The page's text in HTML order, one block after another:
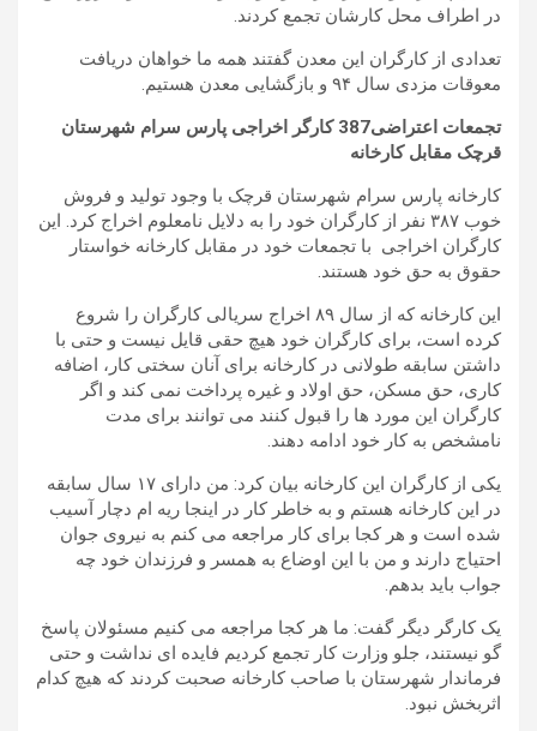
در اطراف محل کارشان تجمع کردند.
تعدادی از کارگران این معدن گفتند همه ما خواهان دریافت
معوقات مزدی سال ۹۴ و بازگشایی معدن هستیم.
تجمعات اعتراضی387 کارگر اخراجی پارس سرام شهرستان
قرچک مقابل کارخانه
کارخانه پارس سرام شهرستان قرچک با وجود تولید و فروش
خوب ۳۸۷ نفر از کارگران خود را به دلایل نامعلوم اخراج کرد. این
کارگران اخراجی با تجمعات خود در مقابل کارخانه خواستار
حقوق به حق خود هستند.
این کارخانه که از سال ۸۹ اخراج سریالی کارگران را شروع
کرده است، برای کارگران خود هیچ حقی قایل نیست و حتی با
داشتن سابقه طولانی در کارخانه برای آنان سختی کار، اضافه
کاری، حق مسکن، حق اولاد و غیره پرداخت نمی کند و اگر
کارگران این مورد ها را قبول کنند می توانند برای مدت
نامشخص به کار خود ادامه دهند.
یکی از کارگران این کارخانه بیان کرد: من دارای ۱۷ سال سابقه
در این کارخانه هستم و به خاطر کار در اینجا ریه ام دچار آسیب
شده است و هر کجا برای کار مراجعه می کنم به نیروی جوان
احتیاج دارند و من با این اوضاع به همسر و فرزندان خود چه
جواب باید بدهم.
یک کارگر دیگر گفت: ما هر کجا مراجعه می کنیم مسئولان پاسخ
گو نیستند، جلو وزارت کار تجمع کردیم فایده ای نداشت و حتی
فرماندار شهرستان با صاحب کارخانه صحبت کردند که هیچ کدام
اثربخش نبود.